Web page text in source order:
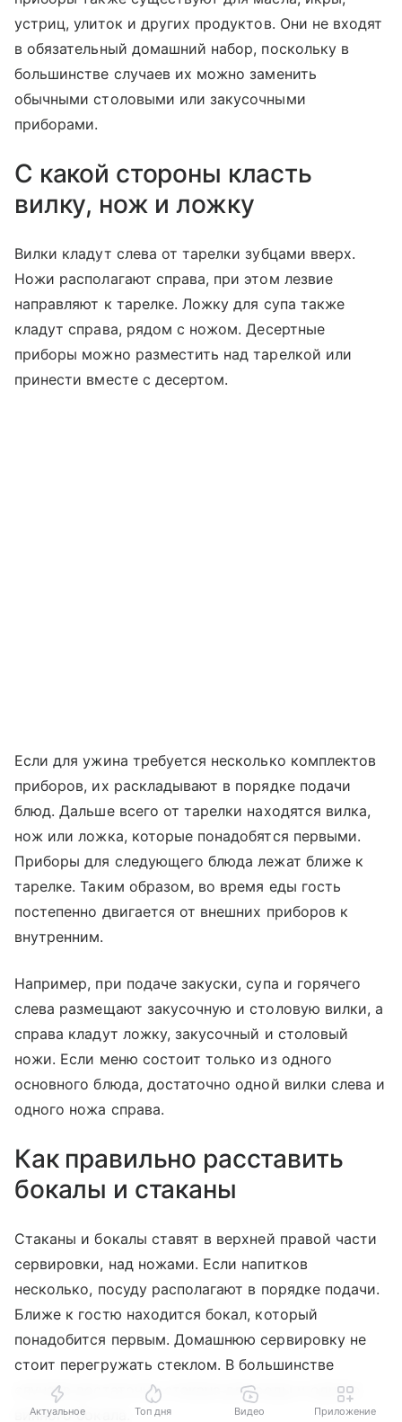
устриц, улиток и других продуктов. Они не входят
в обязательный домашний набор, поскольку в
большинстве случаев их можно заменить
обычными столовыми или закусочными
приборами.
С какой стороны класть
вилку, нож и ложку
Вилки кладут слева от тарелки зубцами вверх.
Ножи располагают справа, при этом лезвие
направляют к тарелке. Ложку для супа также
кладут справа, рядом с ножом. Десертные
приборы можно разместить над тарелкой или
принести вместе с десертом.
Если для ужина требуется несколько комплектов
приборов, их раскладывают в порядке подачи
блюд. Дальше всего от тарелки находятся вилка,
нож или ложка, которые понадобятся первыми.
Приборы для следующего блюда лежат ближе к
тарелке. Таким образом, во время еды гость
постепенно двигается от внешних приборов к
внутренним.
Например, при подаче закуски, супа и горячего
слева размещают закусочную и столовую вилки, а
справа кладут ложку, закусочный и столовый
ножи. Если меню состоит только из одного
основного блюда, достаточно одной вилки слева и
одного ножа справа.
Как правильно расставить
бокалы и стаканы
Стаканы и бокалы ставят в верхней правой части
сервировки, над ножами. Если напитков
несколько, посуду располагают в порядке подачи.
Ближе к гостю находится бокал, который
понадобится первым. Домашнюю сервировку не
стоит перегружать стеклом. В большинстве
случаев достаточно стакана для воды и одного
винного бокала.
Актуальное Топ дня Видео Приложение